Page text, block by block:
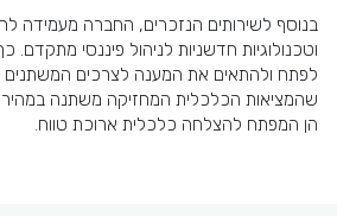
בנוסף לשירותים הנזכרים, החברה מעמידה
וטכנולוגיות חדשניות לניהול פיננסי
לפתח ולהתאים את המענה לצרכים המשתנים
שהמציאות הכלכלית המחזיקה משתנה
הן המפתח להצלחה כלכלית ארוכת טווח.